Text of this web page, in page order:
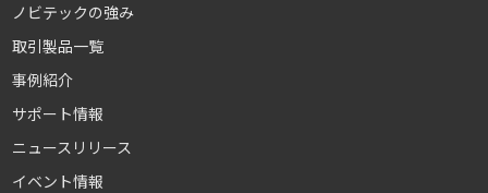
ノビテックの強み
取引製品一覧
事例紹介
サポート情報
ニュースリリース
イベント情報